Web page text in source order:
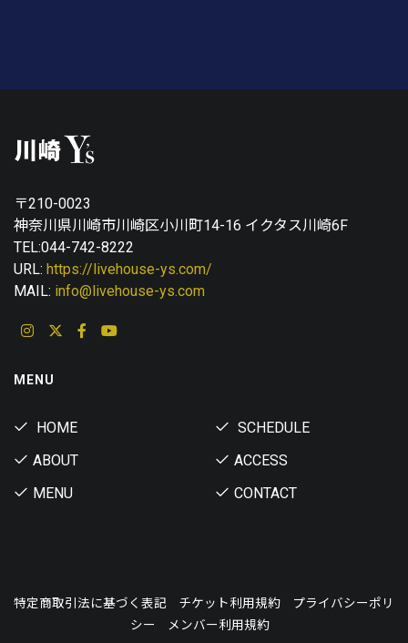
〒210-0023
神奈川県川崎市川崎区小川町14-16 イクタス川崎6F
TEL:044-742-8222
URL: https://livehouse-ys.com/
MAIL: info@livehouse-ys.com
MENU
HOME
SCHEDULE
ABOUT
ACCESS
MENU
CONTACT
特定商取引法に基づく表記 チケット利用規約
プライバシーポリ
シー
メンバー利用規約